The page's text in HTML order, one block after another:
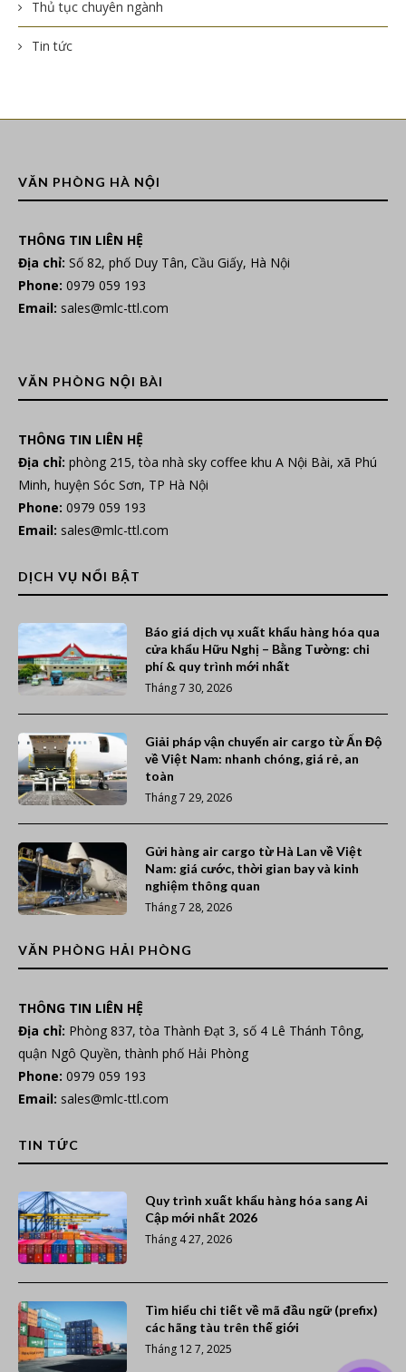
Thủ tục chuyên ngành
Tin tức
VĂN PHÒNG HÀ NỘI
THÔNG TIN LIÊN HỆ
Địa chỉ: Số 82, phố Duy Tân, Cầu Giấy, Hà Nội
Phone: 0979 059 193
Email: sales@mlc-ttl.com
VĂN PHÒNG NỘI BÀI
THÔNG TIN LIÊN HỆ
Địa chỉ: phòng 215, tòa nhà sky coffee khu A Nội Bài, xã Phú
Minh, huyện Sóc Sơn, TP Hà Nội
Phone: 0979 059 193
Email: sales@mlc-ttl.com
DỊCH VỤ NỔI BẬT
Báo giá dịch vụ xuất khẩu hàng hóa qua
cửa khẩu Hữu Nghị – Bằng Tường: chi
phí & quy trình mới nhất
Tháng 7 30, 2026
Giải pháp vận chuyển air cargo từ Ấn Độ
về Việt Nam: nhanh chóng, giá rẻ, an
toàn
Tháng 7 29, 2026
Gửi hàng air cargo từ Hà Lan về Việt
Nam: giá cước, thời gian bay và kinh
nghiệm thông quan
Tháng 7 28, 2026
VĂN PHÒNG HẢI PHÒNG
THÔNG TIN LIÊN HỆ
Địa chỉ: Phòng 837, tòa Thành Đạt 3, số 4 Lê Thánh Tông,
quận Ngô Quyền, thành phố Hải Phòng
Phone: 0979 059 193
Email: sales@mlc-ttl.com
TIN TỨC
Quy trình xuất khẩu hàng hóa sang Ai
Cập mới nhất 2026
Tháng 4 27, 2026
Tìm hiểu chi tiết về mã đầu ngữ (prefix)
các hãng tàu trên thế giới
Tháng 12 7, 2025